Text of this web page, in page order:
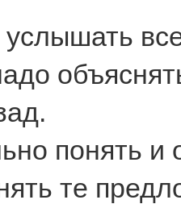
понять и
те